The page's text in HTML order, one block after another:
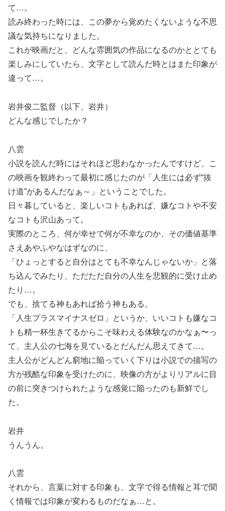
て…。
読み終わった時には、この夢から覚めたくないような不思
議な気持ちになりました。
これが映画だと、どんな雰囲気の作品になるのかととても
楽しみにしていたら、文字として読んだ時とはまた印象が
違って…。
岩井俊二監督（以下、岩井）
どんな感じでしたか？
八雲
小説を読んだ時にはそれほど思わなかったんですけど、こ
の映画を観終わって最初に感じたのが「人生には必ず“抜
け道”があるんだなぁ～」ということでした。
日々暮していると、楽しいコトもあれば、嫌なコトや不安
なコトも沢山あって。
実際のところ、何が幸せで何が不幸なのか、その価値基準
さえあやふやなはずなのに、
「ひょっとすると自分はとても不幸なんじゃないか」と落
ち込んでみたり、ただただ自分の人生を悲観的に受け止め
たり…。
でも、捨てる神もあれば拾う神もある。
「人生プラスマイナスゼロ」というか、いいコトも嫌なコ
トも精一杯生きてるからこそ味わえる体験なのかなぁ〜っ
て、主人公の七海を見ているとだんだん思えてきて…。
主人公がどんどん窮地に陥っていく下りは小説での描写の
方が残酷な印象を受けたのに、映像の方がよりリアルに目
の前に突きつけられたような感覚に陥ったのも新鮮でし
た。
岩井
うんうん。
八雲
それから、言葉に対する印象も、文字で得る情報と耳で聞
く情報では印象が変わるものだなぁ…と。